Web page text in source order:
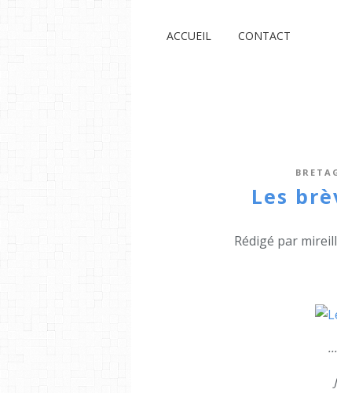
ACCUEIL CONTACT
Les
Rédigé par